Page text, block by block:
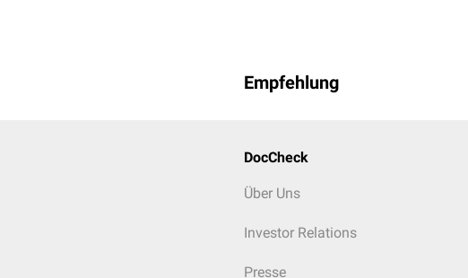
Empfehlung
DocCheck
Über Uns
Investor Relations
Presse